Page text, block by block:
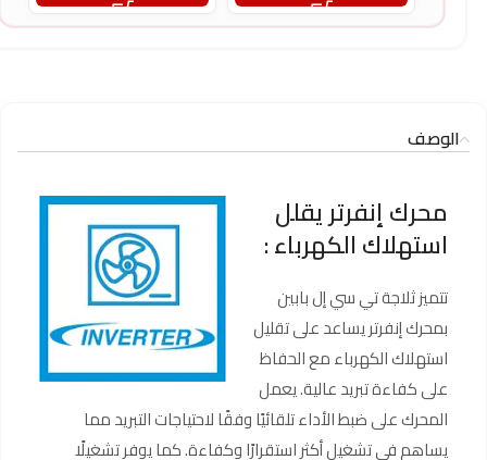
الوصف
محرك إنفرتر يقلل
استهلاك الكهرباء :
تتميز ثلاجة تي سي إل بابين
بمحرك إنفرتر يساعد على تقليل
استهلاك الكهرباء مع الحفاظ
على كفاءة تبريد عالية. يعمل
المحرك على ضبط الأداء تلقائيًا وفقًا لاحتياجات التبريد مما
يساهم في تشغيل أكثر استقرارًا وكفاءة. كما يوفر تشغيلًا